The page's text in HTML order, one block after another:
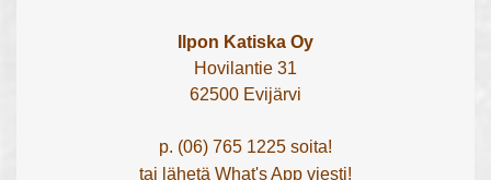
Ilpon Katiska Oy
Hovilantie 31
62500 Evijärvi
p. (06) 765 1225 soita!
tai lähetä What's App viesti!